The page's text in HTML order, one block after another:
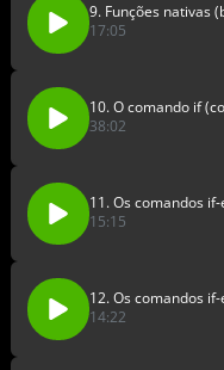
9. Funções nativas
17:05
10. O comando if
38:02
11. Os comandos
15:15
12. Os comandos
14:22